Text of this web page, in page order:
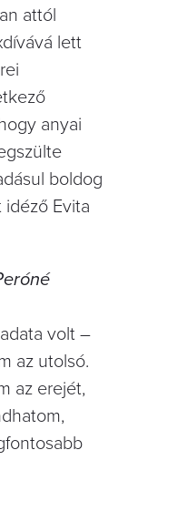
attól
lett
anyai
boldog
Evita
volt –
az utolsó.
az erejét,